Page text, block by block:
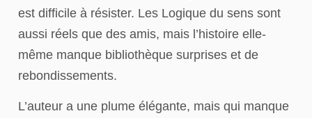
est difficile à résister. Les Logique du sens sont
aussi réels que des amis, mais l’histoire elle-
même manque bibliothèque surprises et de
rebondissements.
L’auteur a une plume élégante, mais qui manque